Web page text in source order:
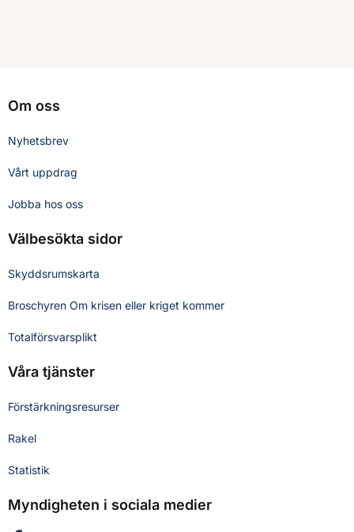
Om oss
Nyhetsbrev
Vårt uppdrag
Jobba hos oss
Välbesökta sidor
Skyddsrumskarta
Broschyren Om krisen eller kriget kommer
Totalförsvarsplikt
Våra tjänster
Förstärkningsresurser
Rakel
Statistik
Myndigheten i sociala medier